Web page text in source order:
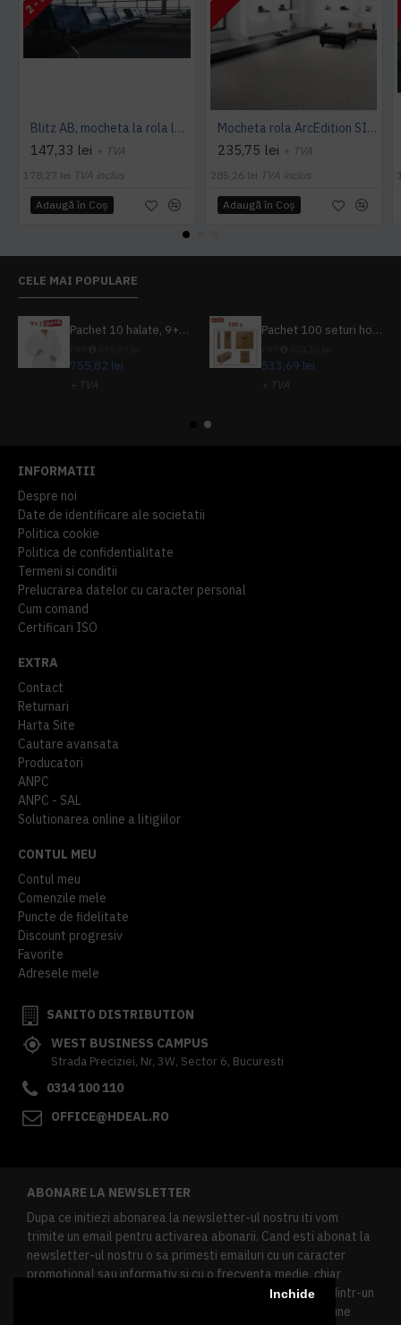
Inchide
Blitz AB, mocheta la rola latime 4 m, Balta Industries
147,33 lei + TVA
178,27 lei TVA inclus
Adaugă în Coş
Mocheta rola ArcEdition SIRIOUS AB
235,75 lei + TVA
285,26 lei TVA inclus
Adaugă în Coş
CELE MAI POPULARE
Pachet 10 halate, 9+1 gratuit
755,82 lei
+ TVA
Pachet 100 seturi hoteliere, set dentar, set barbierit, casca de dus, pila unghii, set cusut
533,69 lei
+ TVA
INFORMATII
Despre noi
Date de identificare ale societatii
Politica cookie
Politica de confidentialitate
Termeni si conditii
Prelucrarea datelor cu caracter personal
Cum comand
Certificari ISO
EXTRA
Contact
Returnari
Harta Site
Cautare avansata
Producatori
ANPC
ANPC - SAL
Solutionarea online a litigiilor
CONTUL MEU
Contul meu
Comenzile mele
Puncte de fidelitate
Discount progresiv
Favorite
Adresele mele
SANITO DISTRIBUTION
WEST BUSINESS CAMPUS
Strada Preciziei, Nr, 3W, Sector 6, Bucuresti
0314 100 110
OFFICE@HDEAL.RO
ABONARE LA NEWSLETTER
Dupa ce initiezi abonarea la newsletter-ul nostru iti vom
trimite un email pentru activarea abonarii. Cand esti abonat la
newsletter-ul nostru o sa primesti emailuri cu un caracter
promotional sau informativ si cu o frecventa medie, chiar
redusa. Daca doresti sa te dezabonezi poti urma linkul dintr-un
newsletter primit, daca esti client inregistrat ai o sectiune